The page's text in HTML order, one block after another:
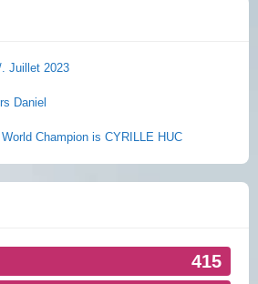
Juillet 2023
Daniel
Champion is CYRILLE HUC
415